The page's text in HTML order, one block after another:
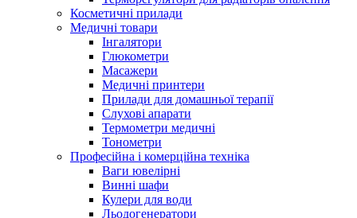
Косметичні прилади
Медичні товари
Інгалятори
Глюкометри
Масажери
Медичні принтери
Прилади для домашньої терапії
Слухові апарати
Термометри медичні
Тонометри
Професійна і комерційна техніка
Ваги ювелірні
Винні шафи
Кулери для води
Льодогенератори